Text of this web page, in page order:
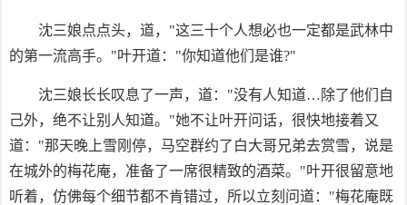
沈三娘点点头，道，"这三十个人想必也一定都是武林中
的第一流高手。"叶开道："你知道他们是谁?"
沈三娘长长叹息了一声，道："没有人知道…除了他们自
己外，绝不让别人知道。"她不让叶开问话，很快地接着又
道："那天晚上雪刚停，马空群约了白大哥兄弟去赏雪，说是
在城外的梅花庵，准备了一席很精致的酒菜。"叶开很留意地
听着，仿佛每个细节都不肯错过，所以立刻问道："梅花庵既